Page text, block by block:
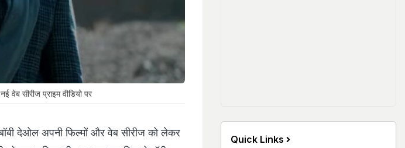
सीरीज प्राइम वीडियो पर
देओल अपनी फिल्मों और वेब सीरीज को लेकर
Quick Links